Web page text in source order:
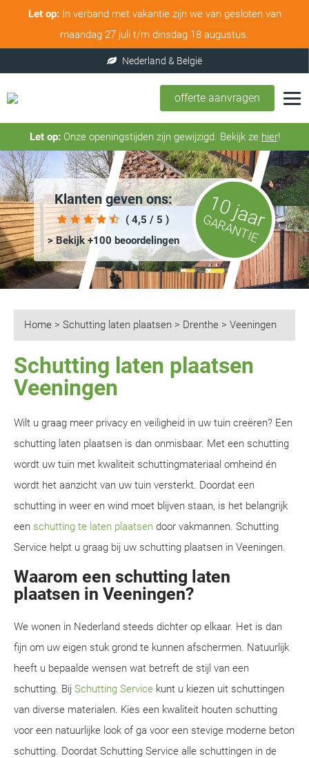
Let op:In verband met vakantie zijn we van gesloten van
maandag 27 juli t/m dinsdag 18 augustus.
offerte aanvragen
Let op:Onze openingstijden zijn gewijzigd. Bekijk ze hier!
Klanten geven ons:
( 4,5 / 5 )
> Bekijk +100 beoordelingen
10 jaar
GARANTIE
Home > Schutting laten plaatsen > Drenthe > Veeningen
Schutting laten plaatsen
Veeningen
Wilt u graag meer privacy en veiligheid in uw tuin creëren? Een
schutting laten plaatsen is dan onmisbaar. Met een schutting
wordt uw tuin met kwaliteit schuttingmateriaal omheind én
wordt het aanzicht van uw tuin versterkt. Doordat een
schutting in weer en wind moet blijven staan, is het belangrijk
een schutting te laten plaatsen door vakmannen. Schutting
Service helpt u graag bij uw schutting plaatsen in Veeningen.
Waarom een schutting laten
plaatsen in Veeningen?
We wonen in Nederland steeds dichter op elkaar. Het is dan
fijn om uw eigen stuk grond te kunnen afschermen. Natuurlijk
heeft u bepaalde wensen wat betreft de stijl van een
schutting. Bij Schutting Service kunt u kiezen uit schuttingen
van diverse materialen. Kies een kwaliteit houten schutting
voor een natuurlijke look of ga voor een stevige moderne beton
schutting. Doordat Schutting Service alle schuttingen in de